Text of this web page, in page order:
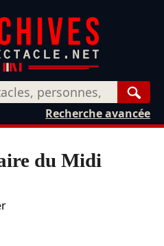
Recherche avancée
du Midi